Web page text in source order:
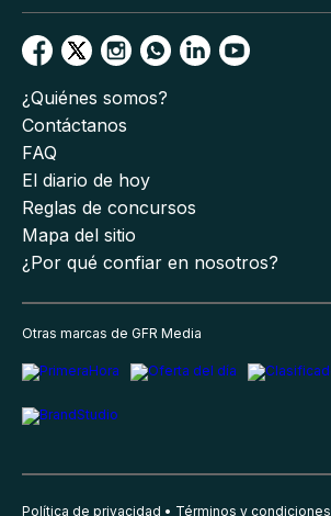
¿Quiénes somos?
Contáctanos
FAQ
El diario de hoy
Reglas de concursos
Mapa del sitio
¿Por qué confiar en nosotros?
Otras marcas de GFR Media
Política de privacidad Términos y condiciones